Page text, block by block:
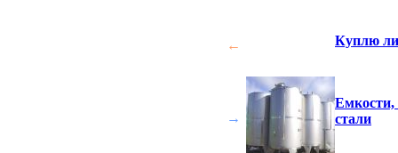
← Куплю
→
Емкости,
стали